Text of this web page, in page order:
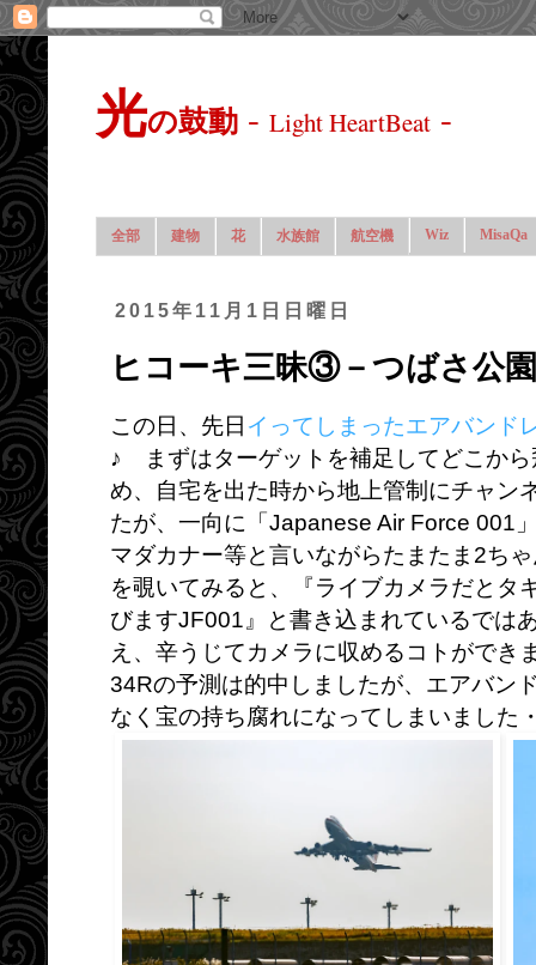
光の鼓動 - Light HeartBeat -
全部 建物 花 水族館 航空機 Wiz MisaQa
2015年11月1日日曜日
ヒコーキ三昧③－つばさ公
この日、先日 イってしまったエアバンド
♪ まずはターゲットを補足してどこか
め、自宅を出た時から地上管制にチャン
たが、一向に「Japanese Air Force 001
マダカナー等と言いながらたまたま2ち
を覗いてみると、『ライブカメラだとタ
びますJF001』と書き込まれているで
え、辛うじてカメラに収めるコトがで
34Rの予測は的中しましたが、エアバン
なく宝の持ち腐れになってしまいました